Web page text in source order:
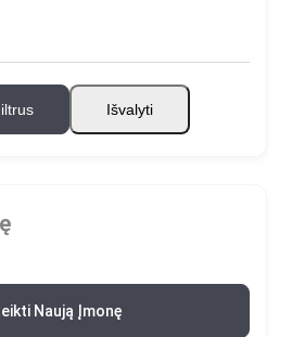
Išvalyti
Naują Įmonę